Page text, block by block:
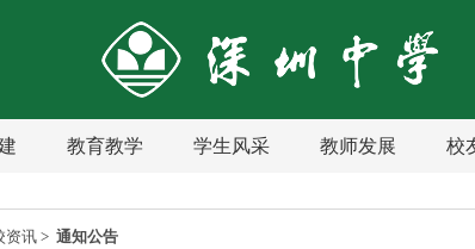
教育教学 学生风采 教师发展 校
资讯 >通知公告